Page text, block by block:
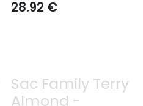
28.92 €
Sac Family Terry
Almond -